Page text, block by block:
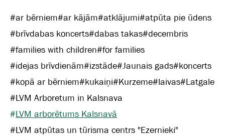
#ar bērniem#ar kājām#atklājumi#atpūta pie ūdens
#brīvdabas koncerts#dabas takas#decembris
#families with children#for families
#idejas brīvdienām#izstāde#Jaunais gads#koncerts
#kopā ar bērniem#kukaiņi#Kurzeme#laivas#Latgale
#LVM Arboretum in Kalsnava
#LVM arborētums Kalsnavā
#LVM atpūtas un tūrisma centrs "Ezernieki"